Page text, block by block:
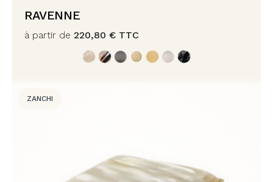
RAVENNE
à partir de 220,80 € TTC
ZANCHI